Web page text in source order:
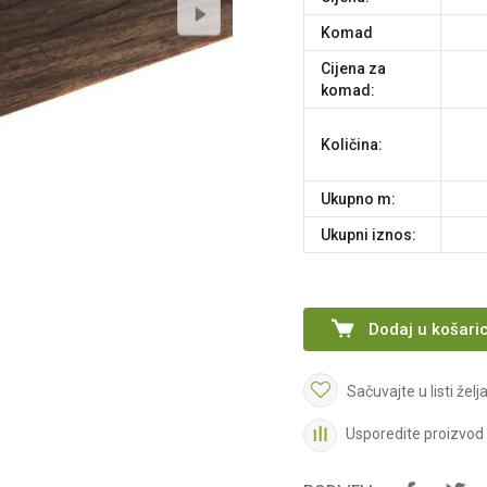
komad
Cijena za
komad:
Količina:
Ukupno m:
Ukupni iznos:
Dodaj u
Sačuvajte u listi želja
Usporedite proizvod